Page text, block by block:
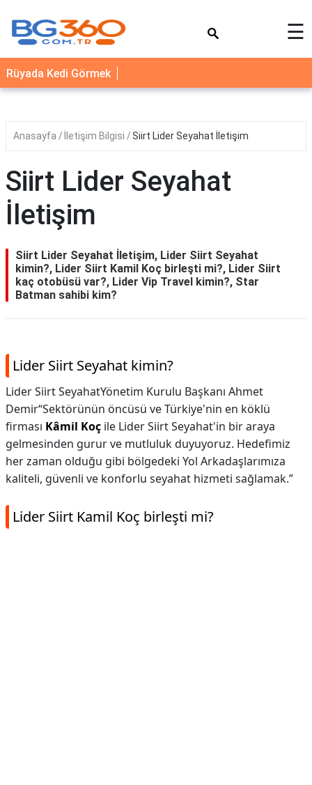
YEMEK
TARİFLERİ
SAĞLIK
İLETİŞİM
☰
Rüyada Kedi Görmek
Anasayfa İletişim Bilgisi Siirt Lider Seyahat İletişim
Siirt Lider Seyahat
İletişim
Siirt Lider Seyahat İletişim, Lider Siirt Seyahat
kimin?, Lider Siirt Kamil Koç birleşti mi?, Lider Siirt
kaç otobüsü var?, Lider Vip Travel kimin?, Star
Batman sahibi kim?
Lider Siirt Seyahat kimin?
Lider Siirt SeyahatYönetim Kurulu Başkanı Ahmet
Demir“Sektörünün öncüsü ve Türkiye'nin en köklü
firması Kâmil Koç ile Lider Siirt Seyahat'in bir araya
gelmesinden gurur ve mutluluk duyuyoruz. Hedefimiz
her zaman olduğu gibi bölgedeki Yol Arkadaşlarımıza
kaliteli, güvenli ve konforlu seyahat hizmeti sağlamak.”
Lider Siirt Kamil Koç birleşti mi?